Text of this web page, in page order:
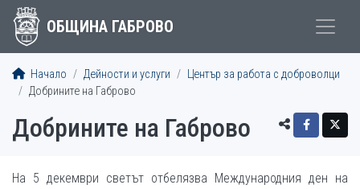
ОБЩИНА ГАБРОВО
Начало Дейности и услуги
Център за работа с доброволци
Добрините на Габрово
Добрините на Габрово
На 5 декември светът отбелязва Международния ден на